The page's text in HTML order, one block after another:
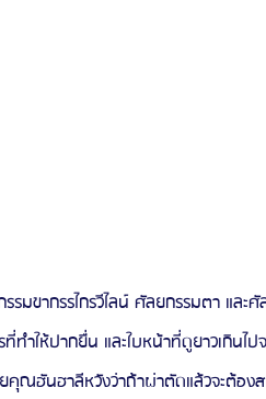
ขากรรไกรวีไลน์ ศัลยกรรมตา และ
ทำให้ปากยื่น และใบหน้าที่ดูยาวเกินไ
คุณฮันฮาลีหวังว่าถ้าผ่าตัดแล้วจะต้อ